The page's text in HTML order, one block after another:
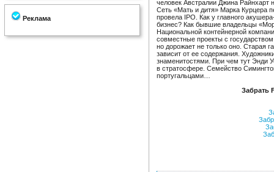
Реклама
человек Австралии Джина Райнхарт
Сеть «Мать и дитя» Марка Курцера
провела IPO. Как у главного
бизнес? Как бывшие владельцы
Национальной контейнерной
совместные проекты с
но дорожает не только оно. Старая
зависит от ее содержания.
знаменитостями. При чем тут Энди
в стратосфере. Семейство
португальцами…
Забрать